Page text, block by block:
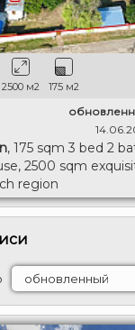
2500 м2 175 м2
, 175 sqm 3 bed 2
2500 sqm
region